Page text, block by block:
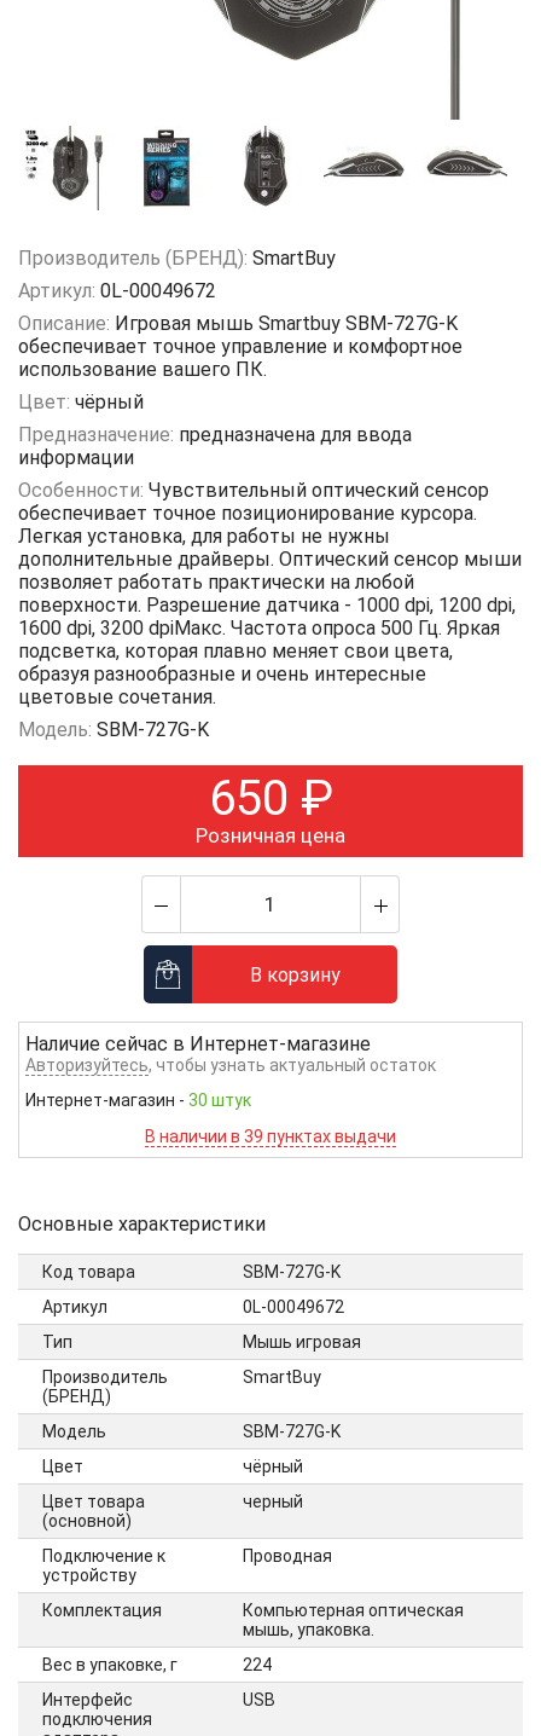
Производитель (БРЕНД): SmartBuy
Артикул: 0L-00049672
Описание: Игровая мышь Smartbuy SBM-727G-K
обеспечивает точное управление и комфортное
использование вашего ПК.
Цвет: чёрный
Предназначение: предназначена для ввода
информации
Особенности: Чувствительный оптический сенсор
обеспечивает точное позиционирование курсора.
Легкая установка, для работы не нужны
дополнительные драйверы. Оптический сенсор мыши
позволяет работать практически на любой
поверхности. Разрешение датчика - 1000 dpi, 1200 dpi,
1600 dpi, 3200 dpiМакс. Частота опроса 500 Гц. Яркая
подсветка, которая плавно меняет свои цвета,
образуя разнообразные и очень интересные
цветовые сочетания.
Модель: SBM-727G-K
650 ₽
Розничная цена
В корзину
Наличие сейчас в Интернет-магазине
Авторизуйтесь, чтобы узнать актуальный остаток
Интернет-магазин - 30 штук
В наличии в 39 пунктах выдачи
Основные характеристики
Код товара
SBM-727G-K
Артикул
0L-00049672
Тип
Мышь игровая
Производитель
(БРЕНД)
SmartBuy
Модель
SBM-727G-K
Цвет
чёрный
Цвет товара
(основной)
черный
Подключение к
устройству
Проводная
Комплектация
Компьютерная оптическая
мышь, упаковка.
Вес в упаковке, г
224
Интерфейс
подключения
USB